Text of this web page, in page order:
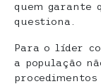
quem garante
questiona.
Para o líder
a população